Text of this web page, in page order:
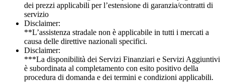
dei prezzi applicabili per l’estensione di garanzia/contratti di
servizio
Disclaimer:
**L’assistenza stradale non è applicabile in tutti i mercati a
causa delle direttive nazionali specifici.
Disclaimer:
***La disponibilità dei Servizi Finanziari e Servizi Aggiuntivi
è subordinata al completamento con esito positivo della
procedura di domanda e dei termini e condizioni applicabili.